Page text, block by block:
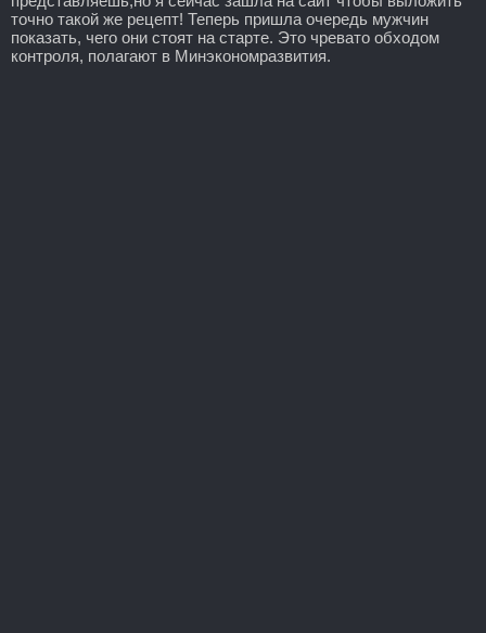
точно такой же рецепт! Теперь пришла очередь мужчин
показать, чего они стоят на старте. Это чревато обходом
контроля, полагают в Минэкономразвития.